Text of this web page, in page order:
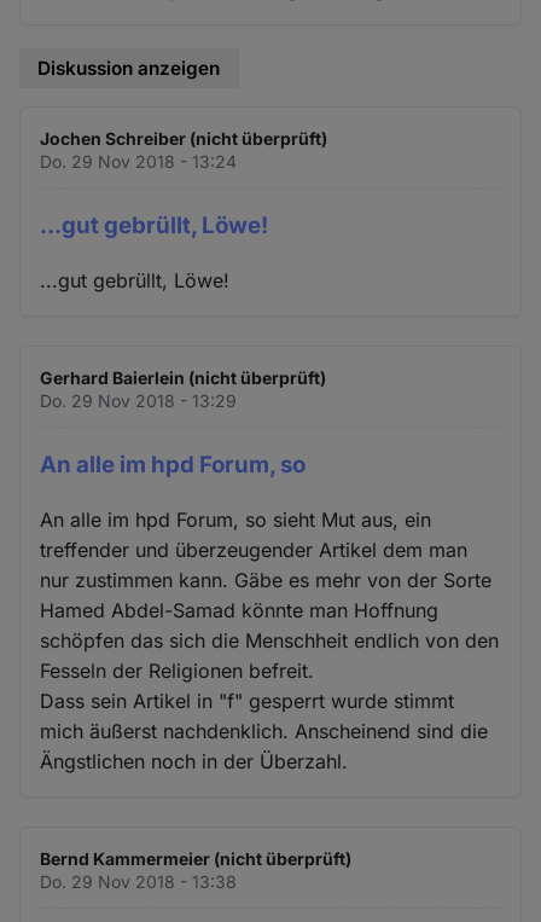
Diskussion anzeigen
Jochen Schreiber (nicht überprüft)
Do. 29 Nov 2018 - 13:24
...gut gebrüllt, Löwe!
...gut gebrüllt, Löwe!
Gerhard Baierlein (nicht überprüft)
Do. 29 Nov 2018 - 13:29
An alle im hpd Forum, so
An alle im hpd Forum, so sieht Mut aus, ein
treffender und überzeugender Artikel dem man
nur zustimmen kann. Gäbe es mehr von der Sorte
Hamed Abdel-Samad könnte man Hoffnung
schöpfen das sich die Menschheit endlich von den
Fesseln der Religionen befreit.
Dass sein Artikel in "f" gesperrt wurde stimmt
mich äußerst nachdenklich. Anscheinend sind die
Ängstlichen noch in der Überzahl.
Bernd Kammermeier (nicht überprüft)
Do. 29 Nov 2018 - 13:38